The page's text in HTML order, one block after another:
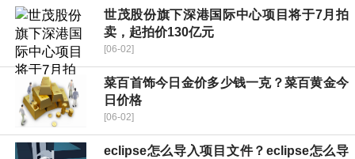
世茂股份旗下深港国际中心项目将于7月拍
卖，起拍价130亿元
[06-02]
菜百首饰今日金价多少钱一克？菜百黄金今
日价格
[06-02]
eclipse怎么导入项目文件？eclipse怎么导